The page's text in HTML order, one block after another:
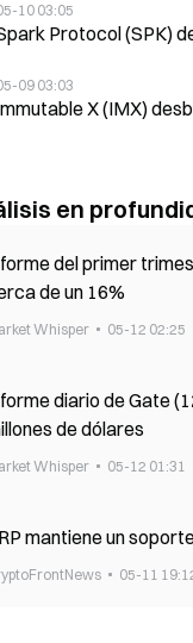
10 03:05
Protocol (SPK)
09 03:03
X (IMX)
en
del primer
de un 16%
Whisper 05-12 02:25
diario de Gate
de dólares
Whisper 05-12 01:31
mantiene un
05-11